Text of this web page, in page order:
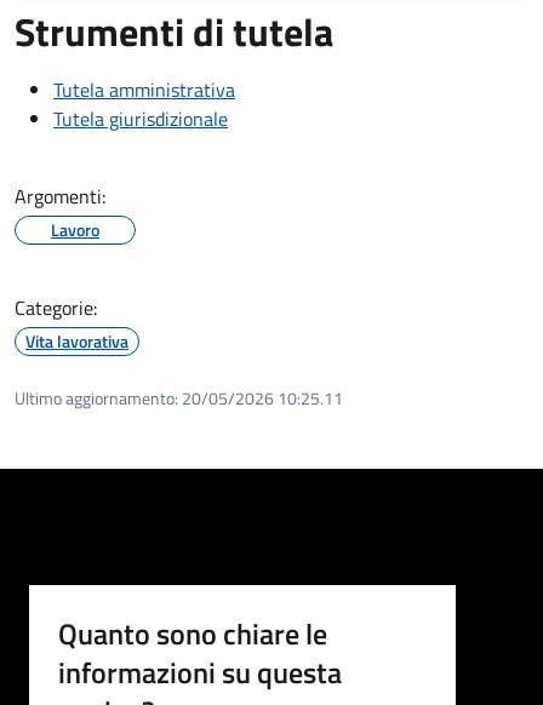
Strumenti di tutela
Tutela amministrativa
Tutela giurisdizionale
Argomenti:
Lavoro
Categorie:
Vita lavorativa
Ultimo aggiornamento: 20/05/2026 10:25.11
Quanto sono chiare le
informazioni su questa